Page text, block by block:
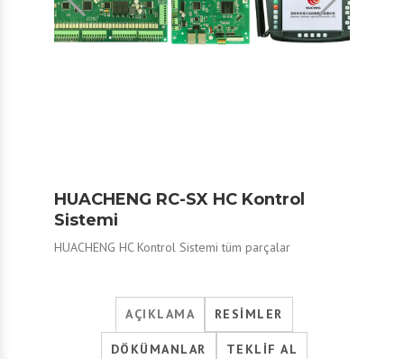
HUACHENG RC-SX HC Kontrol
Sistemi
HUACHENG HC Kontrol Sistemi tüm parçalar
AÇIKLAMA RESIMLER
DÖKÜMANLAR TEKLIF AL